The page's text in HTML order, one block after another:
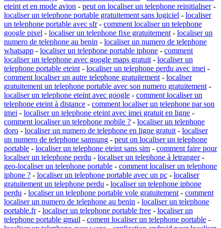
eteint et en mode avion - peut on localiser un telephone reinitialiser-
localiser un telephone portable gratuitement sans logiciel - localiser
un telephone portable avec sfr- comment localiser un telephone
google pixel - localiser un telephone fixe gratuitement - localiser un
numero de telephone au benin - localiser un numero de telephone
whatsapp - localiser un telephone portable iphone - comment
localiser un telephone avec google maps gratuit - localiser un
telephone portable eteint - localiser un telephone perdu avec imei -
comment localiser un autre telephone gratuitement - localiser
gratuitement un telephone portable avec son numero gratuitement -
localiser un telephone eteint avec google - comment localiser un
telephone eteint à distance - comment localiser un telephone par son
imei - localiser un telephone eteint avec imei gratuit en ligne -
comment localiser un telephone mobile ? - localiser un telephone
doro - localiser un numero de telephone en ligne gratuit - localiser
un numero de telephone samsung - peut on localiser un telephone
portable - localiser un telephone eteint sans sim - comment faire pour
localiser un telephone perdu - localiser un telephone à letranger-
geo-localiser un telephone portable - comment localiser un telephone
iphone ? - localiser un telephone portable avec un pc - localiser
gratuitement un telephone perdu - localiser un telephone iphone
perdu - localiser un telephone portable vole gratuitement - comment
localiser un numero de telephone au benin - localiser un telephone
portable.fr- localiser un telephone portable free - localiser un
telephone portable gmail - coment localiser un telephone portable -